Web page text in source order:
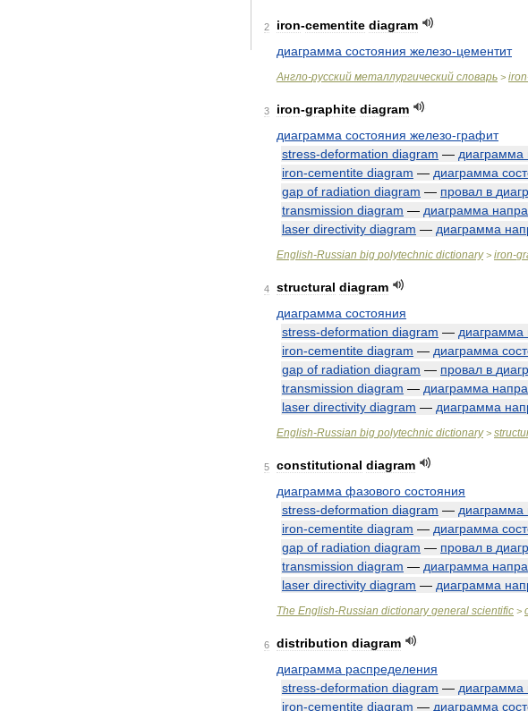
2 iron-cementite diagram
диаграмма состояния железо-цементит
Англо-русский металлургический словарь > iron
3 iron-graphite diagram
диаграмма состояния железо-графит
stress-deformation diagram — диаграмма
iron-cementite diagram — диаграмма
gap of radiation diagram — провал в
transmission diagram — диаграмма
laser directivity diagram — диаграмма
English-Russian big polytechnic dictionary> iron-
4 structural diagram
диаграмма состояния
stress-deformation diagram — диаграмма
iron-cementite diagram — диаграмма
gap of radiation diagram — провал в
transmission diagram — диаграмма
laser directivity diagram — диаграмма
English-Russian big polytechnic dictionary>
5 constitutional diagram
диаграмма фазового состояния
stress-deformation diagram — диаграмма
iron-cementite diagram — диаграмма
gap of radiation diagram — провал в
transmission diagram — диаграмма
laser directivity diagram — диаграмма
The English-Russian dictionary general scientific >
6 distribution diagram
диаграмма распределения
stress-deformation diagram — диаграмма
iron-cementite diagram — диаграмма